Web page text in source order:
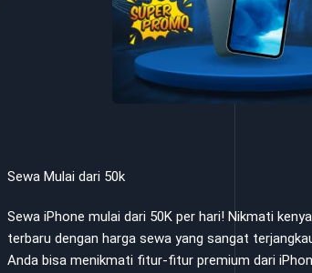
Sewa Mulai dari 50k
Sewa iPhone mulai dari 50K per hari! Nikmati
terbaru dengan harga sewa yang sangat
Anda bisa menikmati fitur-fitur premium dari